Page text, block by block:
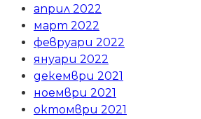
април 2022
март 2022
февруари 2022
януари 2022
декември 2021
ноември 2021
октомври 2021